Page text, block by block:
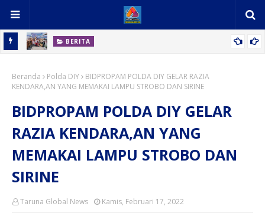
BERITA
Desa Percut
Beranda Polda DIY
BIDPROPAM POLDA DIY GELAR RAZIA
KENDARA,AN YANG MEMAKAI LAMPU STROBO DAN SIRINE
BIDPROPAM POLDA DIY GELAR
RAZIA KENDARA,AN YANG
MEMAKAI LAMPU STROBO DAN
SIRINE
Taruna Global News Kamis, Februari 17, 2022